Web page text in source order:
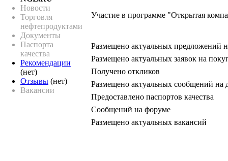
Новости
Торговля
нефтепродуктами
Документы
Паспорта
качества
Рекомендации
(нет)
Отзывы (нет)
Вакансии
Участие в программе "Открытая
Размещено актуальных предложений
Размещено актуальных заявок на
Получено откликов
Размещено актуальных сообщений на
Предоставлено паспортов качества
Сообщений на форуме
Размещено актуальных вакансий